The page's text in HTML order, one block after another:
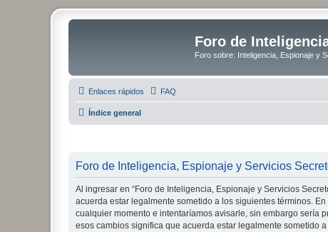
Foro de
Foro sobre: Inteligencia, Espionaje y
Enlaces rápidos FAQ
Índice general
Foro de Inteligencia, Espionaje y Servicios
Al ingresar en “Foro de Inteligencia, Espionaje y Servicios
acuerda estar legalmente sometido a los siguientes términos.
cualquier momento e intentaríamos avisarle, sin embargo sería
esos cambios significa que acuerda estar legalmente sometido